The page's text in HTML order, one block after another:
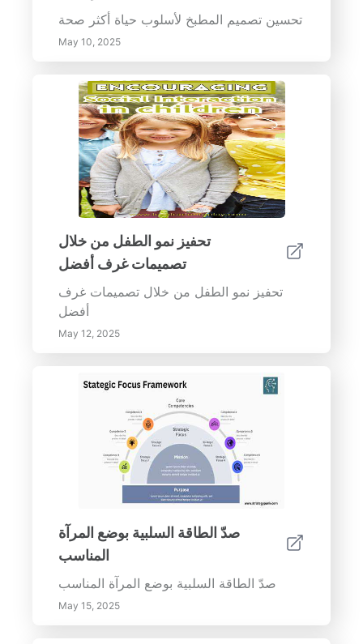
تحسين تصميم المطبخ لأسلوب حياة أكثر صحة
May 10, 2025
تحفيز نمو الطفل من خلال
تصميمات غرف أفضل
تحفيز نمو الطفل من خلال تصميمات غرف
أفضل
May 12, 2025
صدّ الطاقة السلبية بوضع المرآة
المناسب
صدّ الطاقة السلبية بوضع المرآة المناسب
May 15, 2025